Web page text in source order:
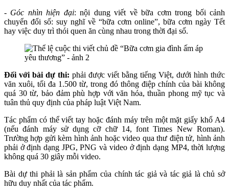
- Góc nhìn hiện đại: nội dung viết về bữa cơm trong bối cảnh
chuyển đổi số: suy nghĩ về “bữa cơm online”, bữa cơm ngày Tết
hay việc duy trì thói quen ăn cùng nhau trong thời đại số.
Đối với bài dự thi: phải được viết bằng tiếng Việt, dưới hình thức
văn xuôi, tối đa 1.500 từ, trong đó thông điệp chính của bài không
quá 30 từ, bảo đảm phù hợp với văn hóa, thuần phong mỹ tục và
tuân thủ quy định của pháp luật Việt Nam.
Tác phẩm có thể viết tay hoặc đánh máy trên một mặt giấy khổ A4
(nếu đánh máy sử dụng cỡ chữ 14, font Times New Roman).
Trường hợp gửi kèm hình ảnh hoặc video qua thư điện tử, hình ảnh
phải ở định dạng JPG, PNG và video ở định dạng MP4, thời lượng
không quá 30 giây mỗi video.
Bài dự thi phải là sản phẩm của chính tác giả và tác giả là chủ sở
hữu duy nhất của tác phẩm.